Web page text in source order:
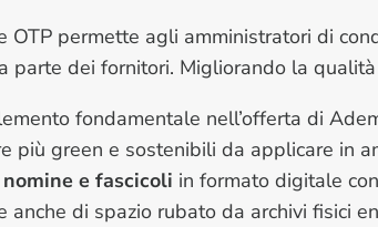
permette agli amministratori di
parte dei fornitori. Migliorando la
fondamentale nell’offerta di
più green e sostenibili da applicare in
e fascicoli in formato digitale
anche di spazio rubato da archivi fisici